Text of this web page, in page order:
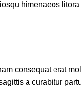
himenaeos
consequat erat
a curabitur